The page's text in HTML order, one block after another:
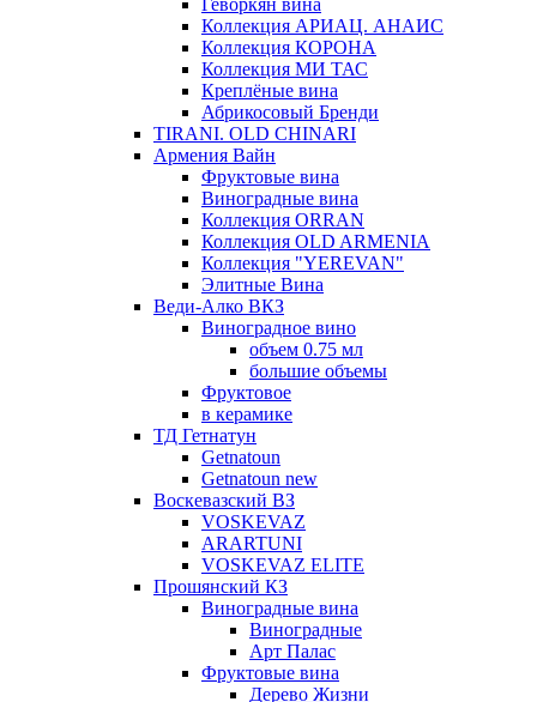
Геворкян вина
Коллекция АРИАЦ. АНАИС
Коллекция КОРОНА
Коллекция МИ ТАС
Креплёные вина
Абрикосовый Бренди
TIRANI. OLD CHINARI
Армения Вайн
Фруктовые вина
Виноградные вина
Коллекция ORRAN
Коллекция OLD ARMENIA
Коллекция "YEREVAN"
Элитные Вина
Веди-Алко ВКЗ
Виноградное вино
объем 0.75 мл
большие объемы
Фруктовое
в керамике
ТД Гетнатун
Getnatoun
Getnatoun new
Воскевазский ВЗ
VOSKEVAZ
ARARTUNI
VOSKEVAZ ELITE
Прошянский КЗ
Виноградные вина
Виноградные
Арт Палас
Фруктовые вина
Дерево Жизни